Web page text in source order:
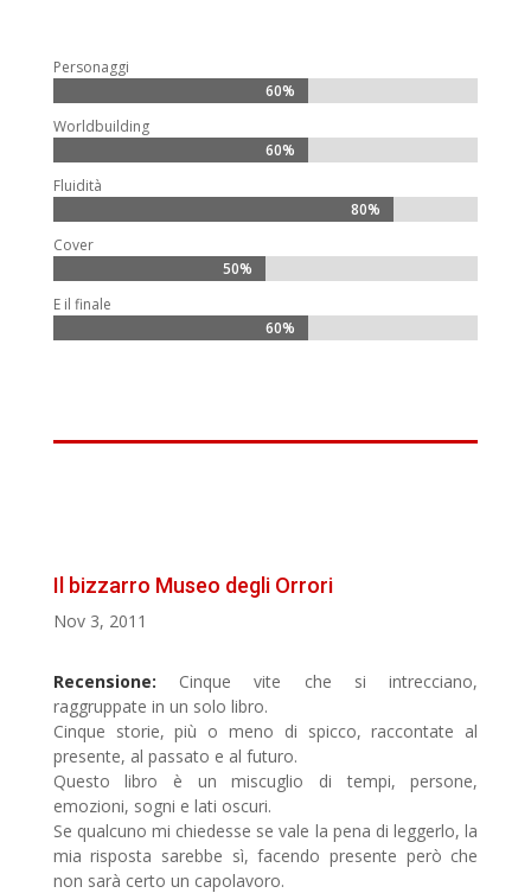
Personaggi
60%
60%
Worldbuilding
60%
60%
Fluidità
80%
80%
Cover
50%
50%
E il finale
60%
60%
Il bizzarro Museo degli Orrori
Nov 3, 2011
Recensione: Cinque vite che si intrecciano,
raggruppate in un solo libro.
Cinque storie, più o meno di spicco, raccontate al
presente, al passato e al futuro.
Questo libro è un miscuglio di tempi, persone,
emozioni, sogni e lati oscuri.
Se qualcuno mi chiedesse se vale la pena di leggerlo, la
mia risposta sarebbe sì, facendo presente però che
non sarà certo un capolavoro.